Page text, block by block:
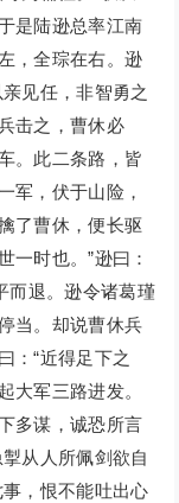
是陆逊总率江南
，全琮在右。逊
见任，非智勇之
击之，曹休必
。此二条路，皆
军，伏于山险，
了曹休，便长驱
一时也。”逊曰：
而退。逊令诸葛瑾
当。却说曹休兵
：“近得足下之
大军三路进发。
多谋，诚恐所言
从人所佩剑欲自
，恨不能吐出心